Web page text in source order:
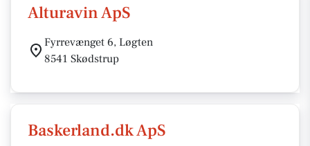
Alturavin ApS
Fyrrevænget 6, Løgten
8541 Skødstrup
Baskerland.dk ApS